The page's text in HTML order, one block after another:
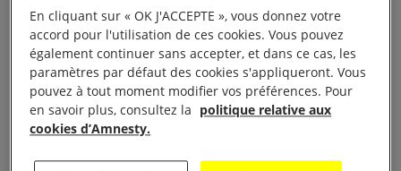
Immeuble « La Colline » 28 rue Bailey.
Près de chez vous
En cliquant sur « OK J'ACCEPTE », vous donnez votre
accord pour l'utilisation de ces cookies. Vous pouvez
également continuer sans accepter, et dans ce cas, les
paramètres par défaut des cookies s'appliqueront. Vous
pouvez à tout moment modifier vos préférences. Pour
en savoir plus, consultez la politique relative aux
cookies d’Amnesty.